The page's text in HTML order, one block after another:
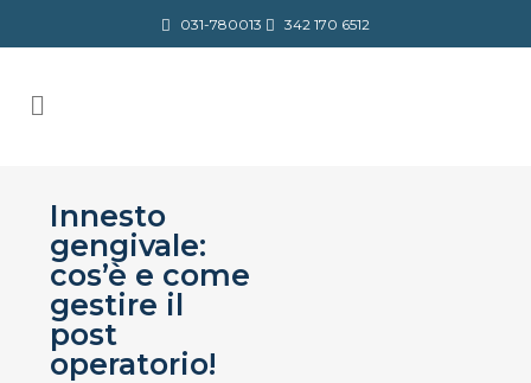
031-780013 342 170 6512
Innesto
gengivale:
cos’è e come
gestire il
post
operatorio!